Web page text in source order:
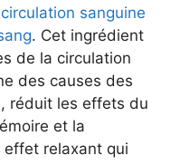
sanguine
. Cet ingrédient
de la circulation
des causes des
réduit les effets du
et la
effet relaxant qui